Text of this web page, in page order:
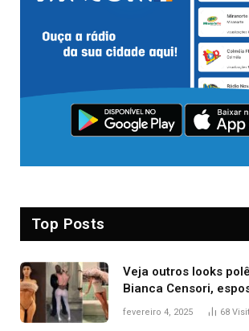
Top Posts
Veja outros looks
Bianca Censori,
West que apareceu
fevereiro 4, 2025 68